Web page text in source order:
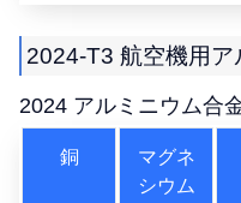
2024-T3 航空機用ア
2024 アルミニウム合
銅
マグネ
シウム